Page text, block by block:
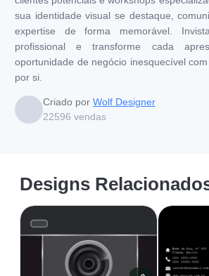
sua identidade visual se destaque,
expertise de forma memorável.
profissional e transforme cada
oportunidade de negócio inesquecível
por si.
Criado por Wolf Designer
22596 vendas
Designs